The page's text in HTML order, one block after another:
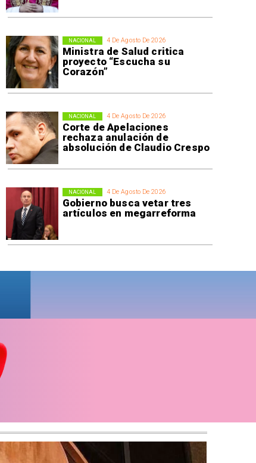
4 De Agosto De 2026
Ministra de Salud critica
proyecto “Escucha su
Corazón”
NACIONAL
4 De Agosto De 2026
Corte de Apelaciones
rechaza anulación de
absolución de Claudio Crespo
NACIONAL
4 De Agosto De 2026
Gobierno busca vetar tres
artículos en megarreforma
NACIONAL